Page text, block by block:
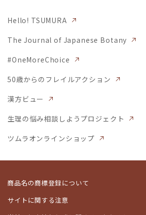
Hello! TSUMURA
The Journal of Japanese Botany
#OneMoreChoice
50歳からのフレイルアクション
漢方ビュー
生理の悩み相談しようプロジェクト
ツムラオンラインショップ
商品名の商標登録について
サイトに関する注意